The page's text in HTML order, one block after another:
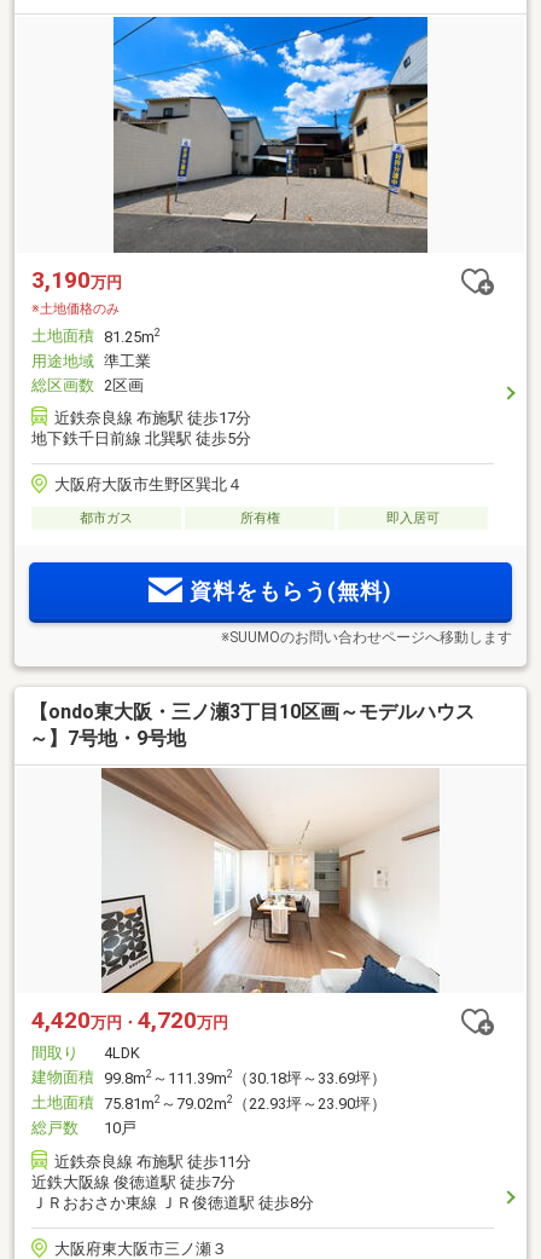
3,190万円
※土地価格のみ
土地面積 81.25m2
用途地域 準工業
総区画数 2区画
近鉄奈良線 布施駅 徒歩17分
地下鉄千日前線 北巽駅 徒歩5分
大阪府大阪市生野区巽北４
都市ガス 所有権 即入居可
資料をもらう(無料)
※SUUMOのお問い合わせページへ移動します
【ondo東大阪・三ノ瀬3丁目10区画～モデルハウス
～】7号地・9号地
4,420万円・ 4,720万円
間取り
4LDK
建物面積 99.8m2 ～111.39m2
（30.18坪～33.69坪）
土地面積 75.81m2 ～79.02m2
（22.93坪～23.90坪）
総戸数
10戸
近鉄奈良線 布施駅 徒歩11分
近鉄大阪線 俊徳道駅 徒歩7分
ＪＲおおさか東線 ＪＲ俊徳道駅 徒歩8分
大阪府東大阪市三ノ瀬３